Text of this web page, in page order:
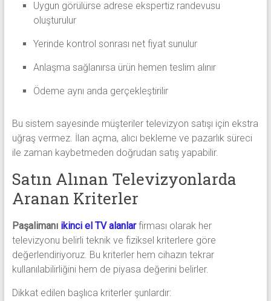
Uygun görülürse adrese ekspertiz randevusu
oluşturulur
Yerinde kontrol sonrası net fiyat sunulur
Anlaşma sağlanırsa ürün hemen teslim alınır
Ödeme aynı anda gerçekleştirilir
Bu sistem sayesinde müşteriler televizyon satışı için ekstra
uğraş vermez. İlan açma, alıcı bekleme ve pazarlık süreci
ile zaman kaybetmeden doğrudan satış yapabilir.
Satın Alınan Televizyonlarda
Aranan Kriterler
Paşalimanı ikinci el TV alanlarfirması olarak her
televizyonu belirli teknik ve fiziksel kriterlere göre
değerlendiriyoruz. Bu kriterler hem cihazın tekrar
kullanılabilirliğini hem de piyasa değerini belirler.
Dikkat edilen başlıca kriterler şunlardır: